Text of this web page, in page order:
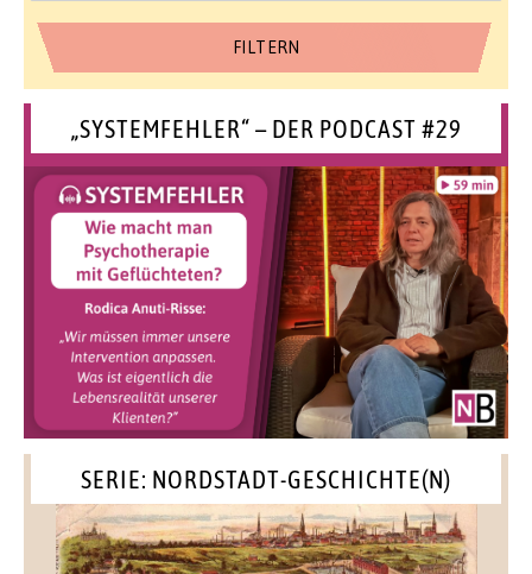
„SYSTEMFEHLER“ – DER PODCAST #29
SERIE: NORDSTADT-GESCHICHTE(N)